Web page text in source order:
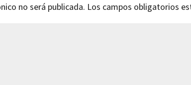
no será publicada. Los campos obligatorios